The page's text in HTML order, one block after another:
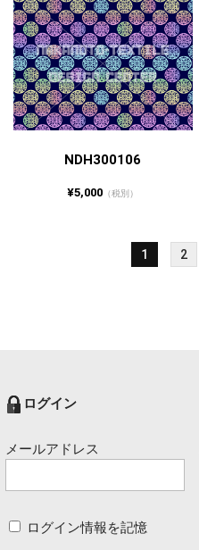
NDH300106
¥5,000 （税別）
1 2
ログイン
メールアドレス
ログイン情報を記憶